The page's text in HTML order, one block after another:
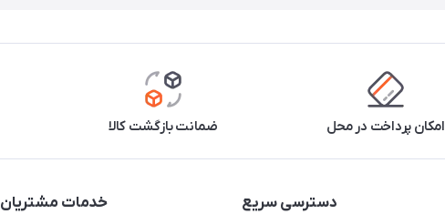
امکان پرداخت در محل ضمانت بازگشت کالا
دسترسی سریع خدمات مشتریان